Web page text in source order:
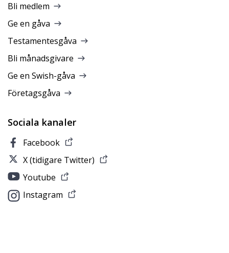
Bli medlem
Ge en gåva
Testamentesgåva
Bli månadsgivare
Ge en Swish-gåva
Företagsgåva
Sociala kanaler
Facebook
X (tidigare Twitter)
Youtube
Instagram